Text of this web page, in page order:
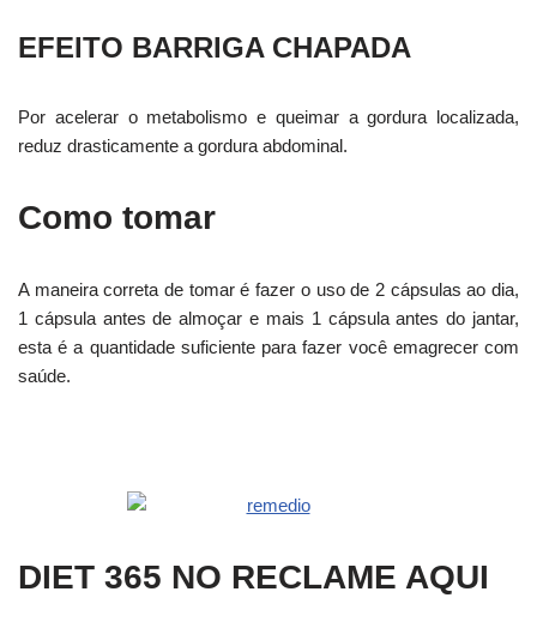
EFEITO BARRIGA CHAPADA
Por acelerar o metabolismo e queimar a gordura localizada,
reduz drasticamente a gordura abdominal.
Como tomar
A maneira correta de tomar é fazer o uso de 2 cápsulas ao dia,
1 cápsula antes de almoçar e mais 1 cápsula antes do jantar,
esta é a quantidade suficiente para fazer você emagrecer com
saúde.
DIET 365 NO RECLAME AQUI